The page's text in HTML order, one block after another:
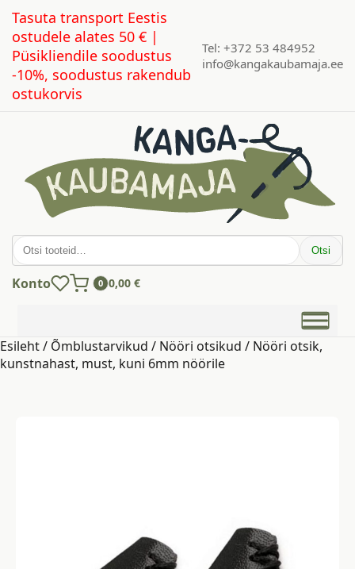
Tasuta transport Eestis
ostudele alates 50 € |
Püsikliendile soodustus
-10%, soodustus rakendub
ostukorvis
Tel: +372 53 484952
info@kangakaubamaja.ee
Otsi: Otsi
Konto 0 0,00 €
Esileht/ Õmblustarvikud / Nööri otsikud / Nööri otsik,
kunstnahast, must, kuni 6mm nöörile